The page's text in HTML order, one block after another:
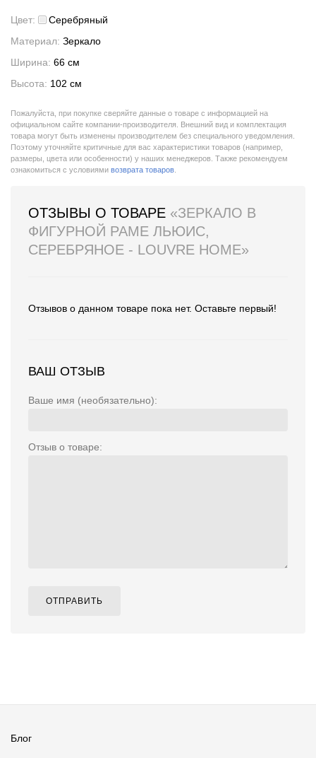
Цвет:
Серебряный
Материал: Зеркало
Ширина: 66 см
Высота: 102 см
Пожалуйста, при покупке сверяйте данные о товаре с информацией на
официальном сайте компании-производителя. Внешний вид и комплектация
товара могут быть изменены производителем без специального уведомления.
Поэтому уточняйте критичные для вас характеристики товаров (например,
размеры, цвета или особенности) у наших менеджеров. Также рекомендуем
ознакомиться с условиями возврата товаров
ОТЗЫВЫ О ТОВАРЕ «ЗЕРКАЛО В
ФИГУРНОЙ РАМЕ ЛЬЮИС,
СЕРЕБРЯНОЕ - LOUVRE HOME»
Отзывов о данном товаре пока нет. Оставьте первый!
ВАШ ОТЗЫВ
Ваше имя (необязательно):
Отзыв о товаре:
ОТПРАВИТЬ
Блог